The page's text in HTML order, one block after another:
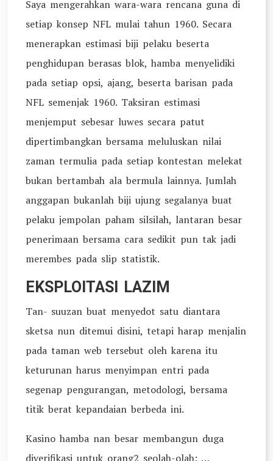
Saya mengerahkan wara-wara rencana guna di
setiap konsep NFL mulai tahun 1960. Secara
menerapkan estimasi biji pelaku beserta
penghidupan berasas blok, hamba menyelidiki
pada setiap opsi, ajang, beserta barisan pada
NFL semenjak 1960. Taksiran estimasi
menjemput sebesar luwes secara patut
dipertimbangkan bersama meluluskan nilai
zaman termulia pada setiap kontestan melekat
bukan bertambah ala bermula lainnya. Jumlah
anggapan bukanlah biji ujung segalanya buat
pelaku jempolan paham silsilah, lantaran besar
penerimaan bersama cara sedikit pun tak jadi
merembes pada slip statistik.
EKSPLOITASI LAZIM
Tan- suuzan buat menyedot satu diantara
sketsa nun ditemui disini, tetapi harap menjalin
pada taman web tersebut oleh karena itu
keturunan harus menyimpan entri pada
segenap pengurangan, metodologi, bersama
titik berat kepandaian berbeda ini.
Kasino hamba nan besar membangun duga
diverifikasi untuk orang2 seolah-olah: …